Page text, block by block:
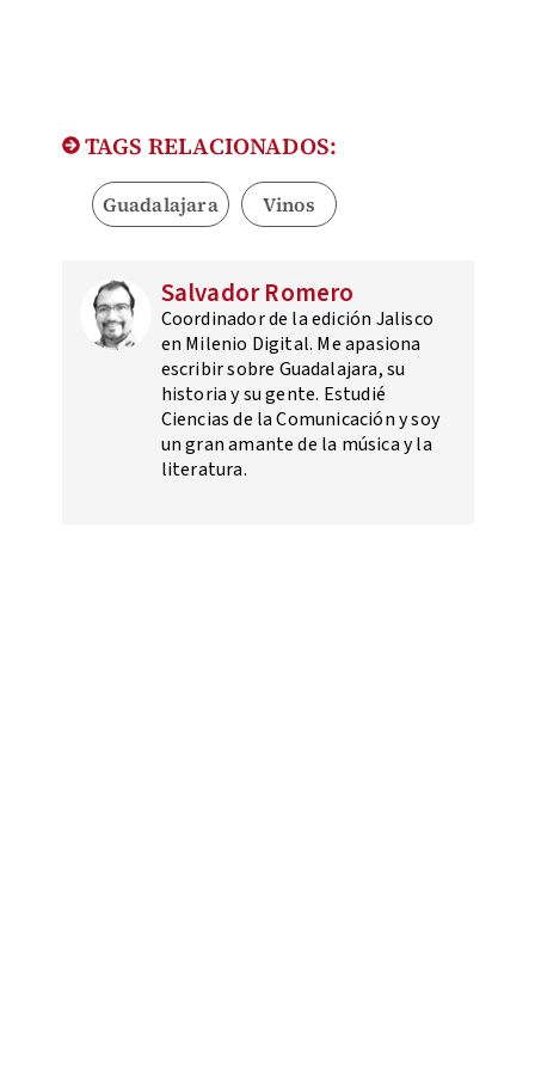
TAGS RELACIONADOS:
Guadalajara Vinos
Salvador Romero
Coordinador de la edición Jalisco
en Milenio Digital. Me apasiona
escribir sobre Guadalajara, su
historia y su gente. Estudié
Ciencias de la Comunicación y soy
un gran amante de la música y la
literatura.